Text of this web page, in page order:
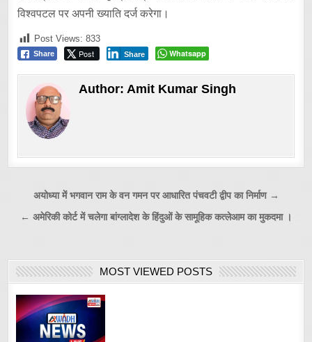
विश्वपटल पर अपनी ख्याति दर्ज करेगा।
Post Views: 833
Share Post Share Whatsapp
Author:Amit Kumar Singh
Post
navigation
अयोध्या में भगवान राम के वन गमन पर आधारित पंचवटी द्वीप का निर्माण →
← अमेरिकी कोर्ट में चलेगा बांग्लादेश के हिंदुओं के सामूहिक कत्लेआम का मुकदमा ।
MOST VIEWED POSTS